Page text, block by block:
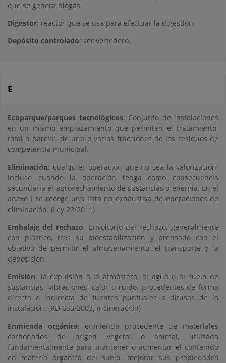
que se genera biogás.
Digestor: reactor que se usa para efectuar la digestión.
Depósito controlado: ver vertedero.
E
Ecoparque/parques tecnológicos: Conjunto de instalaciones
en un mismo emplazamiento que permiten el tratamiento,
total o parcial, de una o varias fracciones de los residuos de
competencia municipal.
Eliminación: cualquier operación que no sea la valorización,
incluso cuando la operación tenga como consecuencia
secundaria el aprovechamiento de sustancias o energía. En el
anexo I se recoge una lista no exhaustiva de operaciones de
eliminación. (Ley 22/2011)
Embalaje del rechazo: Envoltorio del rechazo, generalmente
con plástico, tras su bioestabilización y prensado con el
objetivo de permitir el almacenamiento, el transporte y la
deposición.
Emisión: la expulsión a la atmósfera, al agua o al suelo de
sustancias, vibraciones, calor o ruido, procedentes de forma
directa o indirecta de fuentes puntuales o difusas de la
instalación. (RD 653/2003, incineración)
Enmienda orgánica: enmienda procedente de materiales
carbonados de origen vegetal o animal, utilizada
fundamentalmente para mantener o aumentar el contenido
en materia orgánica del suelo, mejorar sus propiedades